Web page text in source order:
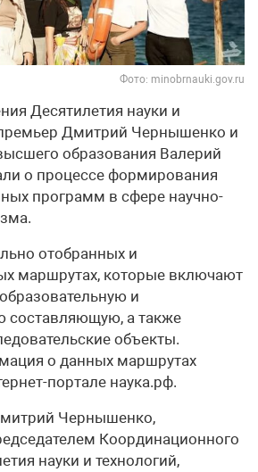
Фото: minobrnauki.gov.ru
Десятилетия науки и
Дмитрий Чернышенко и
образования Валерий
о процессе формирования
программ в сфере научно-
отобранных и
маршрутах, которые включают
и
составляющую, а также
объекты.
о данных маршрутах
портале наука.рф.
Чернышенко,
Координационного
науки и технологий,